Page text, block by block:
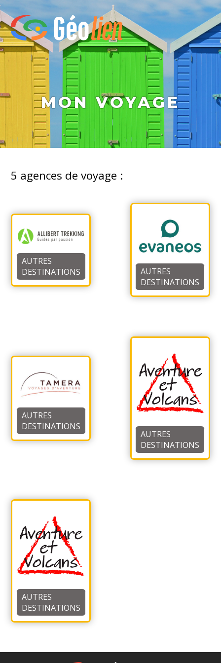
MON VOYAGE
5 agences de voyage :
AUTRES
DESTINATIONS
AUTRES
DESTINATIONS
AUTRES
DESTINATIONS
AUTRES
DESTINATIONS
AUTRES
DESTINATIONS